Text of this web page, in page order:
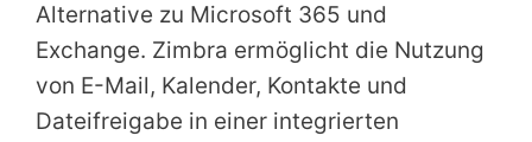
Alternative zu Microsoft 365 und
Exchange. Zimbra ermöglicht die Nutzung
von E-Mail, Kalender, Kontakte und
Dateifreigabe in einer integrierten